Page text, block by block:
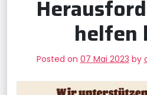
helfen
Posted on 07 Mai 2023 by